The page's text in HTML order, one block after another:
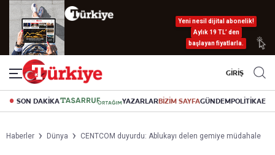
Yeni nesil dijital abonelik!
Aylık 19 TL’ den
başlayan fiyatlarla.
GİRİŞ
SON DAKİKA YAZARLARBİZİM SAYFAGÜNDEMPOLİTİKA
Haberler Dünya CENTCOM duyurdu: Ablukayı delen gemiye müdahale